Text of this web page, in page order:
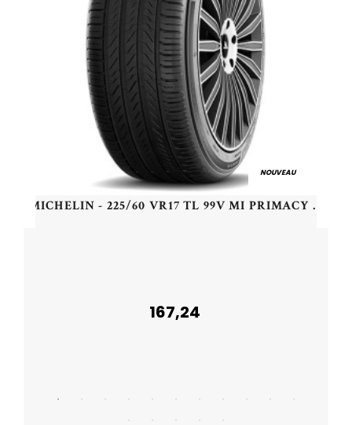
NOUVEAU
MICHELIN - 225/60 VR17 TL 99V MI PRIMACY 5 - 2256017 - BAB
167,24